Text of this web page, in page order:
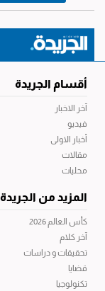
أقسام الجريدة
آخر الاخبار
فيديو
أخبار الاولى
مقالات
محليات
المزيد من الجريدة
كأس العالم 2026
آخر كلام
تحقيقات و دراسات
قضايا
تكنولوجيا